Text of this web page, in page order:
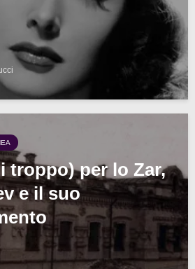
troppo) per lo Zar,
e il suo